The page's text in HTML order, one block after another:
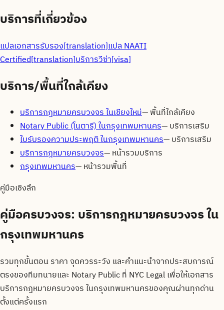
บริการที่เกี่ยวข้อง
แปลเอกสารรับรอง[translation]แปล NAATI
Certified[translation]บริการวีซ่า[visa]
บริการ/พื้นที่ใกล้เคียง
บริการกฎหมายครบวงจร ในเชียงใหม่—พื้นที่ใกล้เคียง
Notary Public (โนตารี) ในกรุงเทพมหานคร—บริการเสริม
ใบรับรองความประพฤติ ในกรุงเทพมหานคร—บริการเสริม
บริการกฎหมายครบวงจร—หน้ารวมบริการ
กรุงเทพมหานคร—หน้ารวมพื้นที่
คู่มือเชิงลึก
คู่มือครบวงจร: บริการกฎหมายครบวงจร ใน
กรุงเทพมหานคร
รวมทุกขั้นตอน ราคา จุดควรระวัง และคำแนะนำจากประสบการณ์
ตรงของทีมทนายและ Notary Public ที่ NYC Legal เพื่อให้เอกสาร
บริการกฎหมายครบวงจร ในกรุงเทพมหานครของคุณผ่านทุกด่าน
ตั้งแต่ครั้งแรก